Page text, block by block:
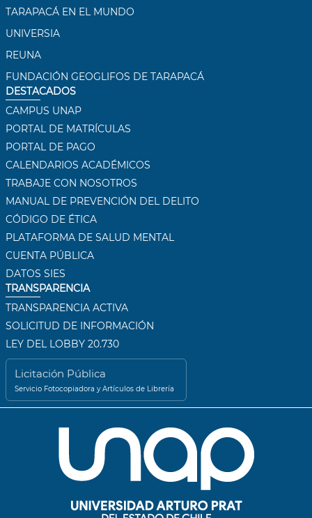
TARAPACÁ EN EL MUNDO
UNIVERSIA
REUNA
FUNDACIÓN GEOGLIFOS DE TARAPACÁ
DESTACADOS
CAMPUS UNAP
PORTAL DE MATRÍCULAS
PORTAL DE PAGO
CALENDARIOS ACADÉMICOS
TRABAJE CON NOSOTROS
MANUAL DE PREVENCIÓN DEL DELITO
CÓDIGO DE ÉTICA
PLATAFORMA DE SALUD MENTAL
CUENTA PÚBLICA
DATOS SIES
TRANSPARENCIA
TRANSPARENCIA ACTIVA
SOLICITUD DE INFORMACIÓN
LEY DEL LOBBY 20.730
Licitación Pública
Servicio Fotocopiadora y Artículos de Librería